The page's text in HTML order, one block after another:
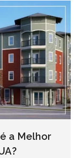
a Melhor